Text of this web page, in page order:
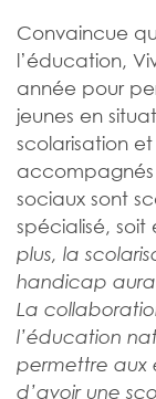
Convaincue
l’éducation,
année pour
jeunes en
scolarisation
accompagnés
sociaux sont
spécialisé, soit
plus, la
handicap aura
La
l’éducation
permettre aux
d’avoir une